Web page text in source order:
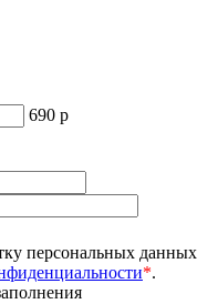
690 р
персональных данных
*.